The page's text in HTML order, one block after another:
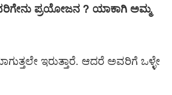
ಪ್ರಯೋಜನ ? ಯಾಕಾಗಿ ಅಮ್ಮ
ಇರುತ್ತಾರೆ. ಆದರೆ ಅವರಿಗೆ ಒಳ್ಳೇ